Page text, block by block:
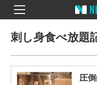
刺し身食べ放題
圧